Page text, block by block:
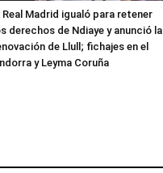
Real Madrid igualó para retener
derechos de Ndiaye y anunció la
de Llull; fichajes en el
y Leyma Coruña